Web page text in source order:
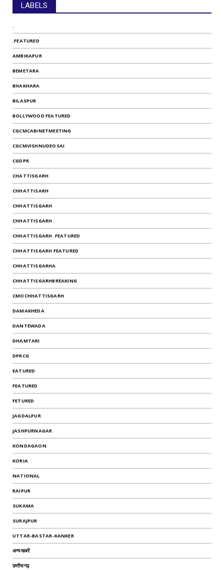
LABELS
.
.FEATURED
AMBIKAPUR
BEMETARA
BHAKHARA
BILASPUR
BOLLYWOOD FEATURED
CGCMCABINETMEETING
CGCMVISHNUDEOSAI
CGDPR
CHATTISGARH
CHHATTISARH
CHHATTISGARH
CHHATTISGARH .
CHHATTISGARH .FEATURED
CHHATTISGARH FEATURED
CHHATTISGARHA
CHHATTISGARHBREAKING
CMOCHHATTISGARH
DAMAKHEDA
DANTEWADA
DHAMTARI
DPRCG
EATURED
FEATURED
FETURED
JAGDALPUR
JASHPURNAGAR
KONDAGAON
KORIA
NATIONAL
RAIPUR
SUKAMA
SURAJPUR
UTTAR-BASTAR-KANKER
अन्यखबरें
छत्तीसगढ़